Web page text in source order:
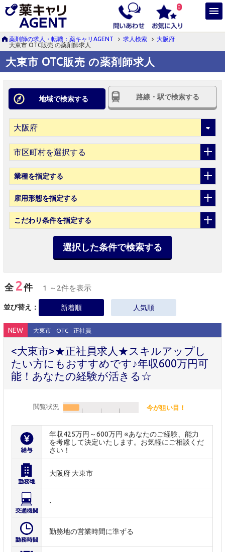
0
薬剤師の求人・転職：薬キャリAGENT 求人検索
大阪府
大東市 OTC販売 の薬剤師求人
大東市 OTC販売 の薬剤師求人
地域で検索する 路線・駅で検索する
市区町村を選択する
業種を指定する
雇用形態を指定する
こだわり条件を指定する
選択した条件で検索する
全2件 1 ～2件を表示
並び替え： 新着順 人気順
NEW 大東市 OTC 正社員
<大東市>★正社員求人★スキルアップし
たい方にもおすすめです♪年収600万円可
能！あなたの経験が活きる☆
閲覧状況 今が狙い目！
年収425万円～600万円 ※あなたのご経験、能力
を考慮して決定いたします。お気軽にご相談くだ
さい！
大阪府 大東市
-
勤務地の営業時間に準ずる